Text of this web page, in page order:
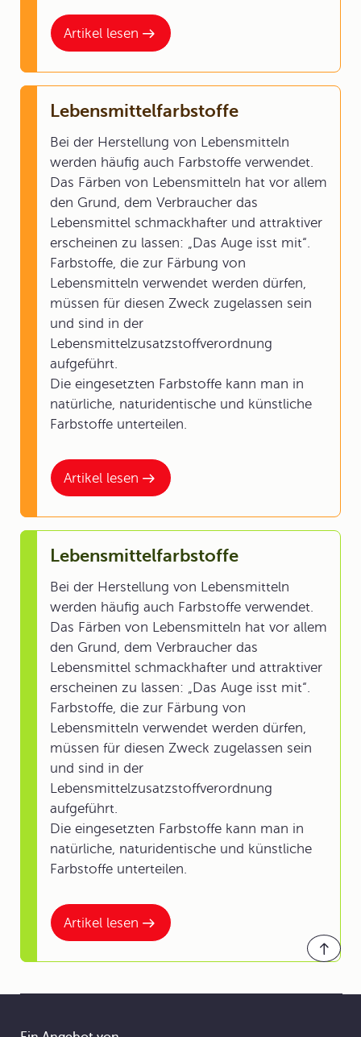
Artikel lesen
Artikel lesen
Lebensmittelfarbstoffe
Bei der Herstellung von Lebensmitteln
werden häufig auch Farbstoffe verwendet.
Das Färben von Lebensmitteln hat vor allem
den Grund, dem Verbraucher das
Lebensmittel schmackhafter und attraktiver
erscheinen zu lassen: „Das Auge isst mit“.
Farbstoffe, die zur Färbung von
Lebensmitteln verwendet werden dürfen,
müssen für diesen Zweck zugelassen sein
und sind in der
Lebensmittelzusatzstoffverordnung
aufgeführt.
Die eingesetzten Farbstoffe kann man in
natürliche, naturidentische und künstliche
Farbstoffe unterteilen.
Artikel lesen
Lebensmittelfarbstoffe
Bei der Herstellung von Lebensmitteln
werden häufig auch Farbstoffe verwendet.
Das Färben von Lebensmitteln hat vor allem
den Grund, dem Verbraucher das
Lebensmittel schmackhafter und attraktiver
erscheinen zu lassen: „Das Auge isst mit“.
Farbstoffe, die zur Färbung von
Lebensmitteln verwendet werden dürfen,
müssen für diesen Zweck zugelassen sein
und sind in der
Lebensmittelzusatzstoffverordnung
aufgeführt.
Die eingesetzten Farbstoffe kann man in
natürliche, naturidentische und künstliche
Farbstoffe unterteilen.